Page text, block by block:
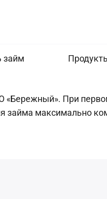
займ
При
займа максимально